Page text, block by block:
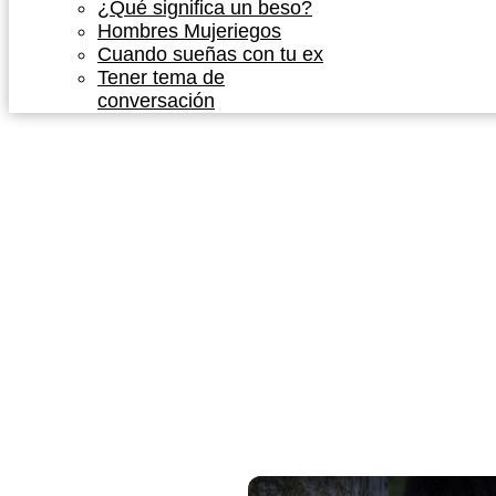
¿Qué significa un beso?
Hombres Mujeriegos
Cuando sueñas con tu ex
Tener tema de
conversación